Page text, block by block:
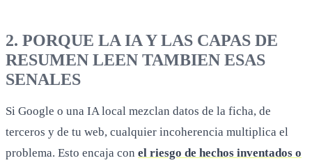
2. PORQUE LA IA Y LAS CAPAS DE
RESUMEN LEEN TAMBIEN ESAS
SENALES
Si Google o una IA local mezclan datos de la ficha, de
terceros y de tu web, cualquier incoherencia multiplica el
problema. Esto encaja con el riesgo de hechos inventados o